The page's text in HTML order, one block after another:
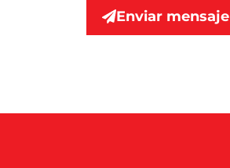
Enviar mensaje